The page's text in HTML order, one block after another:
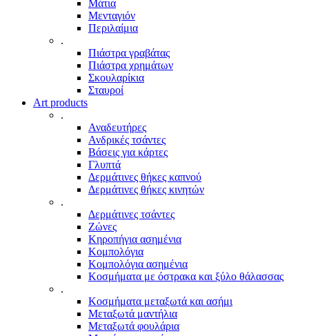
Μάτια
Μενταγιόν
Περιλαίμια
.
Πιάστρα γραβάτας
Πιάστρα χρημάτων
Σκουλαρίκια
Σταυροί
Art products
.
Αναδευτήρες
Ανδρικές τσάντες
Βάσεις για κάρτες
Γλυπτά
Δερμάτινες θήκες καπνού
Δερμάτινες θήκες κινητών
.
Δερμάτινες τσάντες
Ζώνες
Κηροπήγια ασημένια
Κομπολόγια
Κομπολόγια ασημένια
Κοσμήματα με όστρακα και ξύλο θάλασσας
.
Κοσμήματα μεταξωτά και ασήμι
Μεταξωτά μαντήλια
Μεταξωτά φουλάρια